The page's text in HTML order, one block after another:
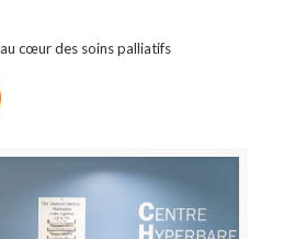
cœur des soins palliatifs